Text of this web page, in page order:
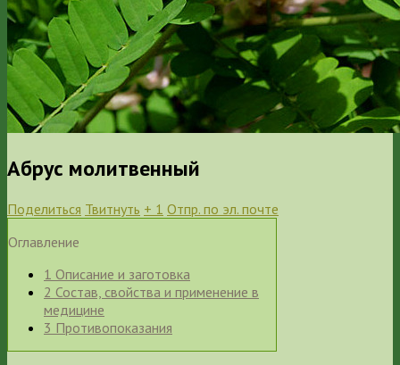
Абрус молитвенный
Поделиться Твитнуть + 1 Отпр. по эл. почте
Оглавление
1 Описание и заготовка
2 Состав, свойства и применение в
медицине
3 Противопоказания